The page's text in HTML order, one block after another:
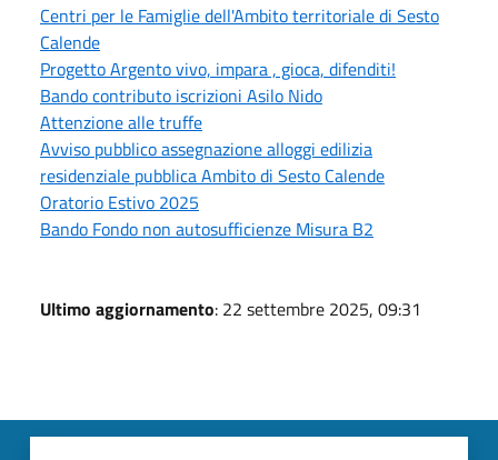
Centri per le Famiglie dell'Ambito territoriale di Sesto
Calende
Progetto Argento vivo, impara , gioca, difenditi!
Bando contributo iscrizioni Asilo Nido
Attenzione alle truffe
Avviso pubblico assegnazione alloggi edilizia
residenziale pubblica Ambito di Sesto Calende
Oratorio Estivo 2025
Bando Fondo non autosufficienze Misura B2
Ultimo aggiornamento: 22 settembre 2025, 09:31